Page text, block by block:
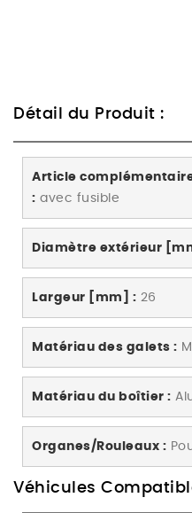
Détail du Produit :
Article
: avec fusible
Diamètre extérieur
Largeur [mm] : 26
Matériau des galets :
Matériau du boîtier :
Organes/Rouleaux :
Véhicules